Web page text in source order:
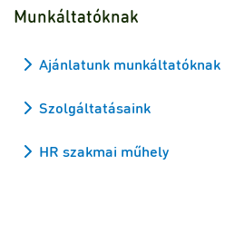
Munkáltatóknak
Ajánlatunk munkáltatóknak
Szolgáltatásaink
HR szakmai műhely